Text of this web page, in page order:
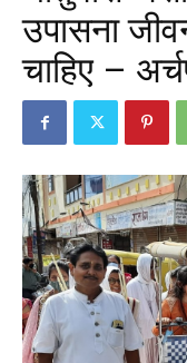
उपासना
चाहिए –